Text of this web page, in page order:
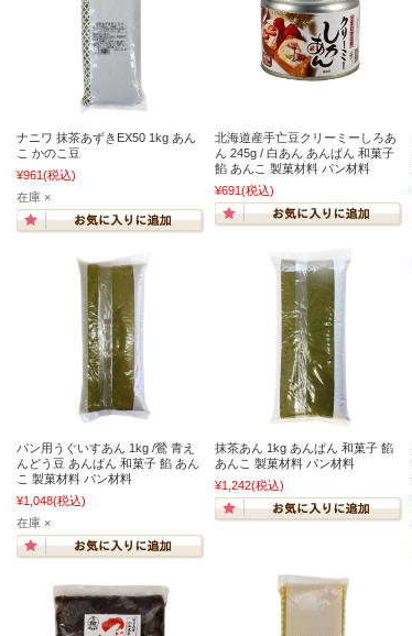
ナニワ 抹茶あずきEX50 1kg あん
こ かのこ豆
¥961(税込)
在庫 ×
北海道産手亡豆クリーミーしろあ
ん 245g / 白あん あんぱん 和菓子
餡 あんこ 製菓材料 パン材料
¥691(税込)
パン用うぐいすあん 1kg /鶯 青え
んどう豆 あんぱん 和菓子 餡 あん
こ 製菓材料 パン材料
¥1,048(税込)
在庫 ×
抹茶あん 1kg あんぱん 和菓子 餡
あんこ 製菓材料 パン材料
¥1,242(税込)